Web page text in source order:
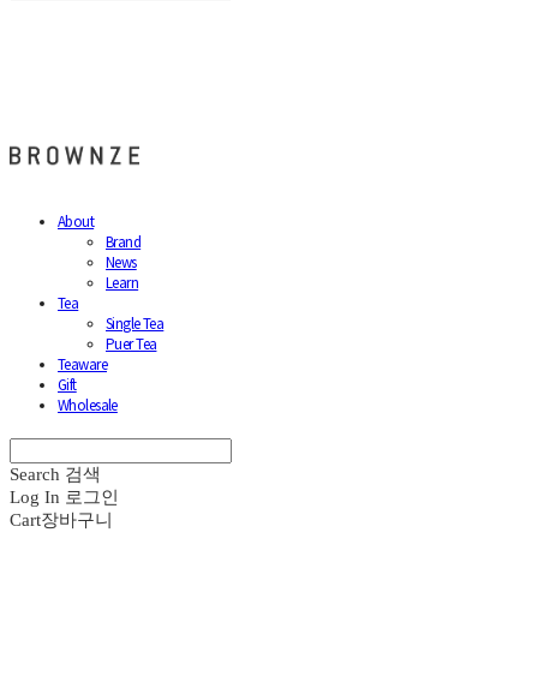
About
Brand
News
Learn
Tea
Single Tea
Puer Tea
Teaware
Gift
Wholesale
Search 검색
Log In 로그인
Cart장바구니